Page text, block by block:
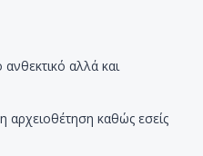
αλλά και
αρχειοθέτηση καθώς εσείς